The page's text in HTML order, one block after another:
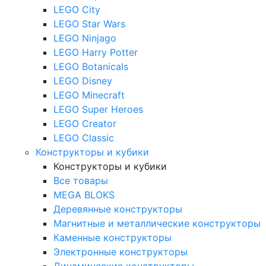
LEGO City
LEGO Star Wars
LEGO Ninjago
LEGO Harry Potter
LEGO Botanicals
LEGO Disney
LEGO Minecraft
LEGO Super Heroes
LEGO Creator
LEGO Classic
Конструкторы и кубики
Конструкторы и кубики
Все товары
MEGA BLOKS
Деревянные конструкторы
Магнитные и металлические конструкторы
Каменные конструкторы
Электронные конструкторы